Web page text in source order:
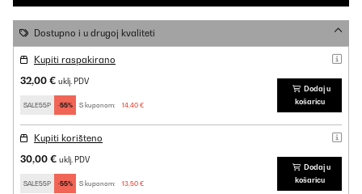
Dostupno i u drugoj kvaliteti
Kupiti raspakirano
32,00 € uklj. PDV
SALE55P -55% S kuponom: 14,40 €
Dodaj u
košaricu
Kupiti korišteno
30,00 € uklj. PDV
SALE55P -55% S kuponom: 13,50 €
Dodaj u
košaricu